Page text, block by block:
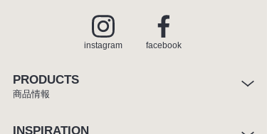
instagram facebook
PRODUCTS
商品情報
INSPIRATION
instagram facebook